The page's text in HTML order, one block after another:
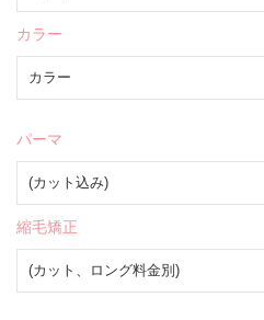
カラー
カラー
パーマ
(カット込み)
縮毛矯正
(カット、ロング料金別)